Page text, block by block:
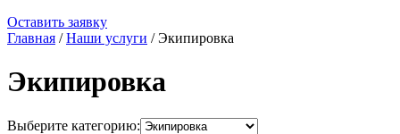
Оставить заявку
Главная /Наши услуги /Экипировка
Экипировка
Выберите категорию: